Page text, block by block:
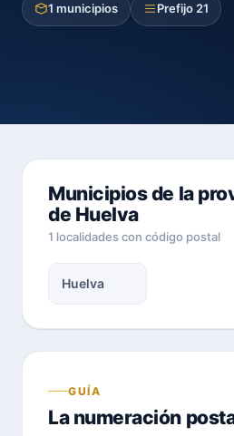
1 municipios Prefijo 21
Municipios de la
de Huelva
1 localidades con código postal
Huelva
GUÍA
La numeración